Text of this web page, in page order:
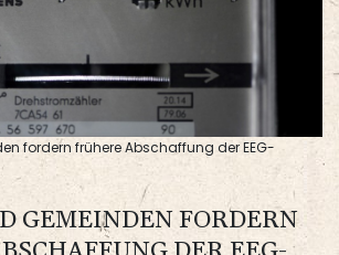
fordern frühere Abschaffung der EEG-
GEMEINDEN FORDERN